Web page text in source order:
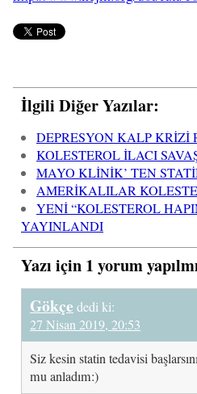
İlgili Diğer Yazılar:
DEPRESYON KALP KRİZİ
KOLESTEROL İLACI
MAYO KLİNİK’ TEN
AMERİKALILAR
YENİ “KOLESTEROL
YAYINLANDI
Yazı için 1 yorum
Gökçe dedi ki:
27 Nisan 2019, 20:53
Siz kesin statin tedavisi
mu anladım:)